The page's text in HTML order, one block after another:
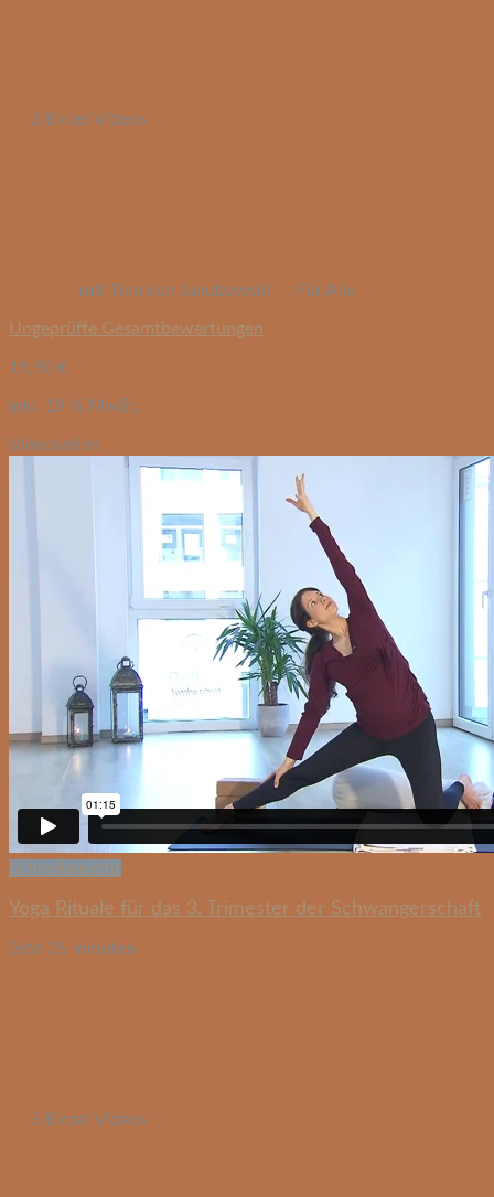
3 Einzel Videos
mit Tina von Jakubowski Für Alle
Ungeprüfte Gesamtbewertungen
19,90 €
inkl. 19 % MwSt.
Videoserien
Schnellansicht
Yoga Rituale für das 3. Trimester der Schwangerschaft
3std 25 minuten
5 Einzel Videos